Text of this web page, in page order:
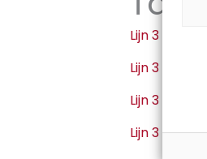
Lijn 3
Lijn 3
Lijn 3
Lijn 3